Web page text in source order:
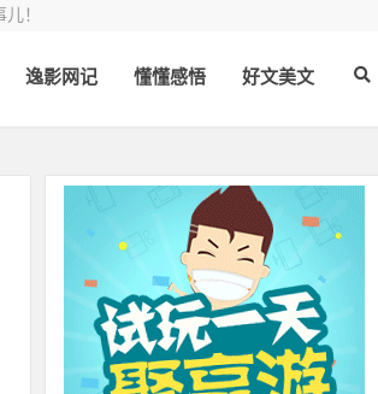
！
逸影网记 懂懂感悟 好文美文